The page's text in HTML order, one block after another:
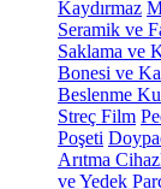
Kaydırmaz
Seramik ve
Saklama ve
Bonesi ve
Beslenme
Streç Film
Poşeti
Arıtma
ve Yedek